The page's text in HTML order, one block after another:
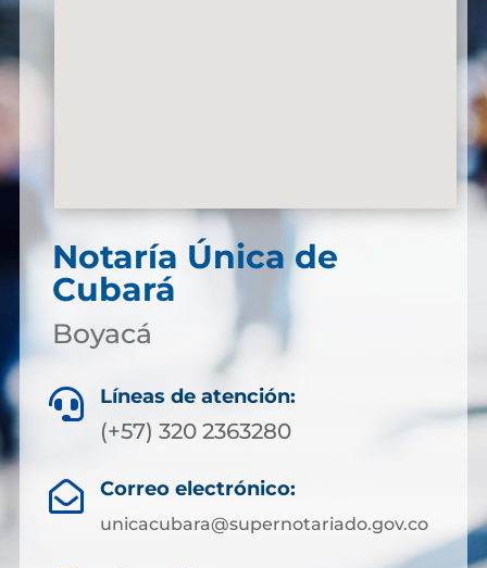
Notaría Única de
Cubará
Boyacá
 Líneas de atención:
(+57) 320 2363280
 Correo electrónico:
unicacubara@supernotariado.gov.co